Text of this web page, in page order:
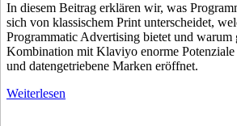
In diesem Beitrag erklären wir, was
sich von klassischem Print unterscheidet,
Programmatic Advertising bietet und warum
Kombination mit Klaviyo enorme
und datengetriebene Marken eröffnet.
Weiterlesen